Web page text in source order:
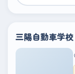
三陽自動車学校